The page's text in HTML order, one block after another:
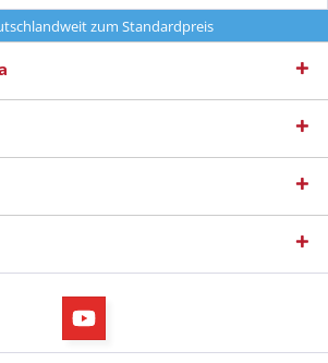
zum Standardpreis